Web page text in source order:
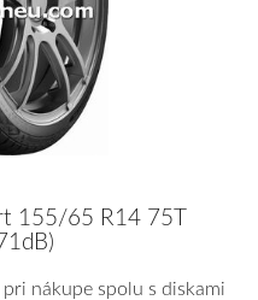
155/65 R14 75T
pri nákupe spolu s diskami